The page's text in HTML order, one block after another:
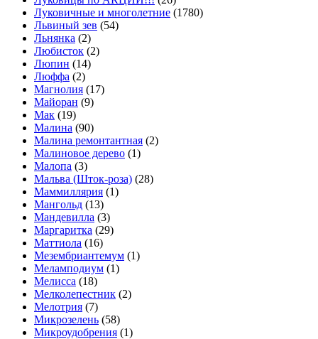
Луковичные и многолетние (1780)
Львиный зев (54)
Льнянка (2)
Любисток (2)
Люпин (14)
Люффа (2)
Магнолия (17)
Майоран (9)
Мак (19)
Малина (90)
Малина ремонтантная (2)
Малиновое дерево (1)
Малопа (3)
Мальва (Шток-роза) (28)
Маммиллярия (1)
Мангольд (13)
Мандевилла (3)
Маргаритка (29)
Маттиола (16)
Мезембриантемум (1)
Меламподиум (1)
Мелисса (18)
Мелколепестник (2)
Мелотрия (7)
Микрозелень (58)
Микроудобрения (1)